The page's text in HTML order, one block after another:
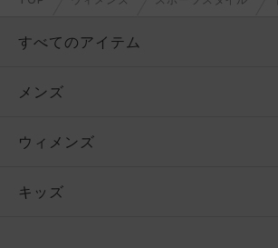
すべてのアイテム
メンズ
ウィメンズ
キッズ
メンズ
トップス
ボトムス
ウィメンズ
トップス
キッズ